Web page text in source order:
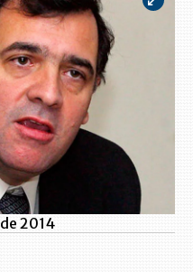
2014